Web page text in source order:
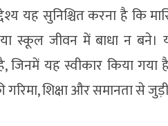
यह सुनिश्चित करना है कि
या स्कूल जीवन में बाधा न बने।
जिनमें यह स्वीकार किया गया
शिक्षा और समानता से